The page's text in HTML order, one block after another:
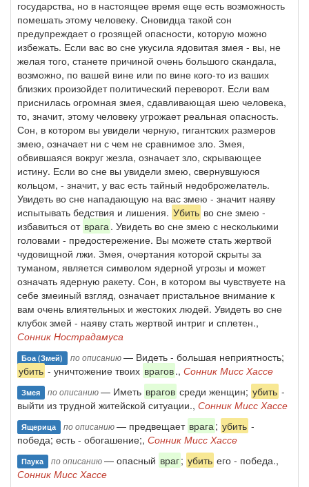
государства, но в настоящее время еще есть возможность
помешать этому человеку. Сновидца такой сон
предупреждает о грозящей опасности, которую можно
избежать. Если вас во сне укусила ядовитая змея - вы, не
желая того, станете причиной очень большого скандала,
возможно, по вашей вине или по вине кого-то из ваших
близких произойдет политический переворот. Если вам
приснилась огромная змея, сдавливающая шею человека,
то, значит, этому человеку угрожает реальная опасность.
Сон, в котором вы увидели черную, гигантских размеров
змею, означает ни с чем не сравнимое зло. Змея,
обвившаяся вокруг жезла, означает зло, скрывающее
истину. Если во сне вы увидели змею, свернувшуюся
кольцом, - значит, у вас есть тайный недоброжелатель.
Увидеть во сне нападающую на вас змею - значит наяву
испытывать бедствия и лишения. Убить во сне змею -
избавиться от врага. Увидеть во сне змею с несколькими
головами - предостережение. Вы можете стать жертвой
чудовищной лжи. Змея, очертания которой скрыты за
туманом, является символом ядерной угрозы и может
означать ядерную ракету. Сон, в котором вы чувствуете на
себе змеиный взгляд, означает пристальное внимание к
вам очень влиятельных и жестоких людей. Увидеть во сне
клубок змей - наяву стать жертвой интриг и сплетен.,
Сонник Нострадамуса
Боа (змей) по описанию— Видеть - большая неприятность;
убить - уничтожение твоих врагов., Сонник Мисс Хассе
Змея по описанию— Иметь врагов среди женщин; убить -
выйти из трудной житейской ситуации., Сонник Мисс Хассе
Ящерица по описанию— предвещает врага; убить -
победа; есть - обогашение;, Сонник Мисс Хассе
Паука по описанию— опасный враг; убить его - победа.,
Сонник Мисс Хассе